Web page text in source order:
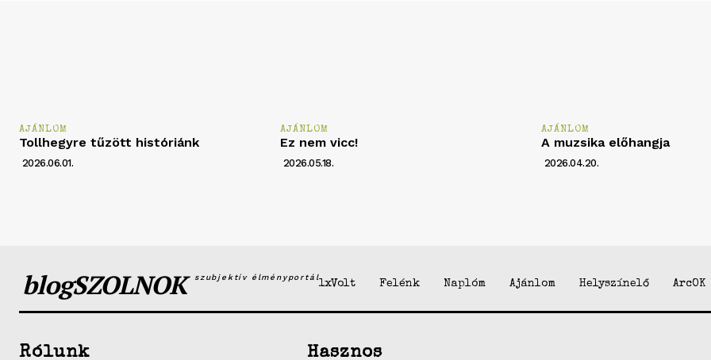
AJÁNLOM
Tollhegyre tűzött históriánk
2026.06.01.
AJÁNLOM
Ez nem vicc!
2026.05.18.
AJÁNLOM
A muzsika előhangja
2026.04.20.
blogSZOLNOK szubjektív élményportál
1xVolt Felénk Naplóm Ajánlom Helyszínelő ArcOK
Rólunk Hasznos